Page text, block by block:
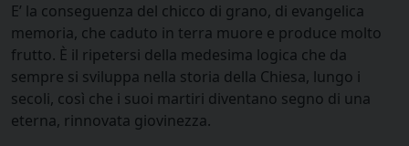
E’ la conseguenza del chicco di grano, di evangelica
memoria, che caduto in terra muore e produce molto
frutto. È il ripetersi della medesima logica che da
sempre si sviluppa nella storia della Chiesa, lungo i
secoli, così che i suoi martiri diventano segno di una
eterna, rinnovata giovinezza.